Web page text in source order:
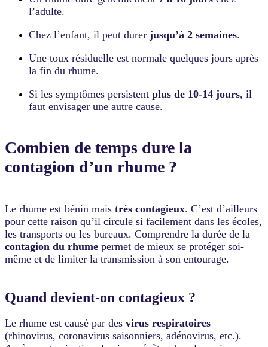
urgence..
Source
MEDADOM,
médicale
vous,
23h.
l’adulte.
Chez l’enfant, il peut durer jusqu’à 2 semaines.
Une toux résiduelle est normale quelques jours après
la fin du rhume.
Si les symptômes persistent plus de 10-14 jours, il
faut envisager une autre cause.
Combien de temps dure la
contagion d’un rhume ?
Le rhume est bénin mais très contagieux. C’est d’ailleurs
pour cette raison qu’il circule si facilement dans les écoles,
les transports ou les bureaux. Comprendre la durée de la
contagion du rhume permet de mieux se protéger soi-
même et de limiter la transmission à son entourage.
Quand devient-on contagieux ?
Le rhume est causé par des virus respiratoires
(rhinovirus, coronavirus saisonniers, adénovirus, etc.).